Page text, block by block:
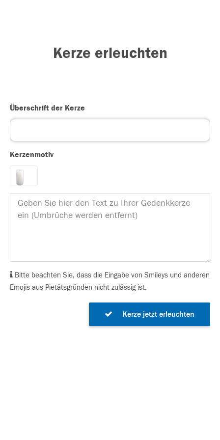
Kerze erleuchten
Überschrift der Kerze
Kerzenmotiv
Bitte beachten Sie, dass die Eingabe von Smileys und anderen
Emojis aus Pietätsgründen nicht zulässig ist.
Kerze jetzt erleuchten